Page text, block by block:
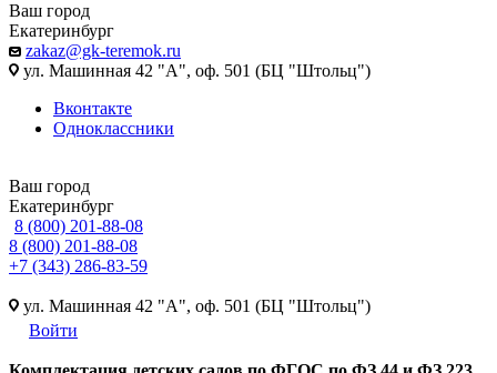
Ваш город
Екатеринбург
zakaz@gk-teremok.ru
ул. Машинная 42 "А", оф. 501 (БЦ "Штольц")
Вконтакте
Одноклассники
Ваш город
Екатеринбург
8 (800) 201-88-08
8 (800) 201-88-08
+7 (343) 286-83-59
ул. Машинная 42 "А", оф. 501 (БЦ "Штольц")
Войти